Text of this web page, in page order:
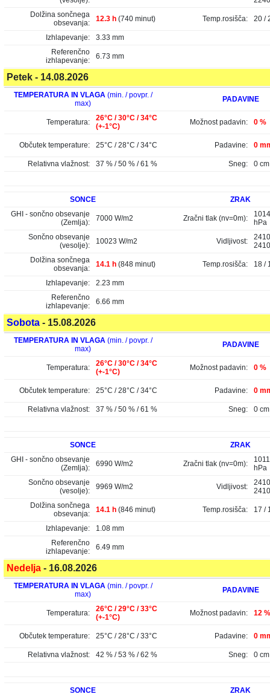
Dolžina sončnega
obsevanja:
12.3 h (740 minut) Temp.rosišča: 20 /
Izhlapevanje:
3.33 mm
Referenčno
izhlapevanje:
6.73 mm
Petek - 14.08.2026
TEMPERATURA IN VLAGA (min. / povpr. /
max)
PADAVINE
Temperatura:
26°C / 30°C / 34°C
(+-1°C)
Možnost padavin: 0 %
Občutek temperature: 25°C / 28°C / 34°C Padavine: 0
Relativna vlažnost: 37 % / 50 % / 61 % Sneg: 0 cm
SONCE
ZRAK
GHI - sončno obsevanje
(Zemlja):
7000 W/m2 Zračni tlak (nv=0m):
hPa
Sončno obsevanje
(vesolje):
10023 W/m2 Vidljivost:
Dolžina sončnega
obsevanja:
14.1 h (848 minut) Temp.rosišča: 18 /
Izhlapevanje:
2.23 mm
Referenčno
izhlapevanje:
6.66 mm
Sobota - 15.08.2026
TEMPERATURA IN VLAGA (min. / povpr. /
max)
PADAVINE
Temperatura:
26°C / 30°C / 34°C
(+-1°C)
Možnost padavin: 0 %
Občutek temperature: 25°C / 28°C / 34°C Padavine: 0
Relativna vlažnost: 37 % / 50 % / 61 % Sneg: 0 cm
SONCE
ZRAK
GHI - sončno obsevanje
(Zemlja):
6990 W/m2 Zračni tlak (nv=0m):
hPa
Sončno obsevanje
(vesolje):
9969 W/m2 Vidljivost:
Dolžina sončnega
obsevanja:
14.1 h (846 minut) Temp.rosišča: 17 /
Izhlapevanje:
1.08 mm
Referenčno
izhlapevanje:
6.49 mm
Nedelja - 16.08.2026
TEMPERATURA IN VLAGA (min. / povpr. /
max)
PADAVINE
Temperatura:
26°C / 29°C / 33°C
(+-1°C)
Možnost padavin: 12 %
Občutek temperature: 25°C / 28°C / 33°C Padavine: 0
Relativna vlažnost: 42 % / 53 % / 62 % Sneg: 0 cm
SONCE ZRAK